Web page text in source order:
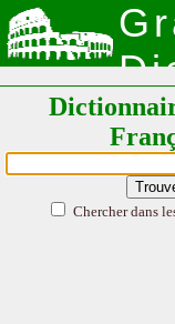
Chercher dans